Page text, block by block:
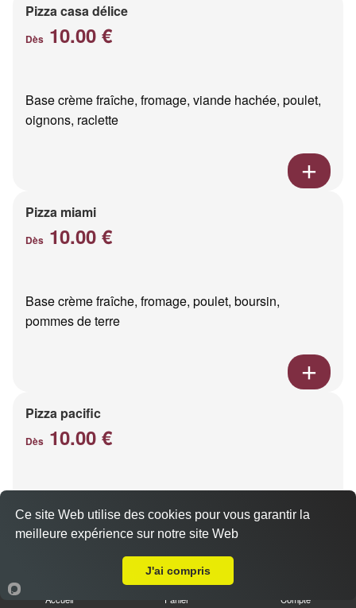
Pizza casa délice
Dès 10.00 €
Base crème fraîche, fromage, viande hachée, poulet,
oignons, raclette
Pizza miami
Dès 10.00 €
Base crème fraîche, fromage, poulet, boursin,
pommes de terre
Pizza pacific
Dès 10.00 €
Accueil Panier Compte
Ce site Web utilise des cookies pour vous garantir la
meilleure expérience sur notre site Web
J'ai compris